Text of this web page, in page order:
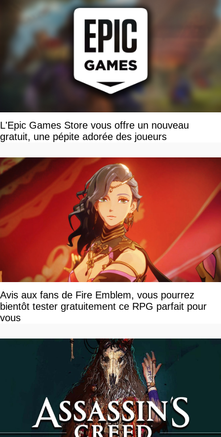
L'Epic Games Store vous offre un nouveau
gratuit, une pépite adorée des joueurs
Avis aux fans de Fire Emblem, vous pourrez
bientôt tester gratuitement ce RPG parfait pour
vous